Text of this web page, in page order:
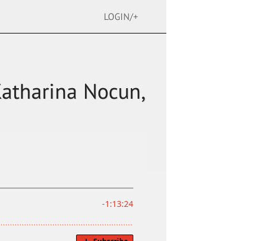
LOGIN/+
Nocun,